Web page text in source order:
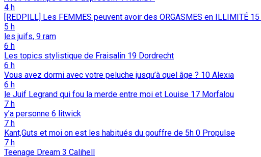
4 h
[REDPILL] Les FEMMES peuvent avoir des ORGASMES en ILLIMITÉ 15
5 h
les juifs, 9 ram
6 h
Les topics stylistique de Fraisalin 19 Dordrecht
6 h
Vous avez dormi avec votre peluche jusqu’à quel âge ? 10 Alexia
6 h
le Juif Legrand qui fou la merde entre moi et Louise 17 Morfalou
7 h
y’a personne 6 litwick
7 h
Kant,Guts et moi on est les habitués du gouffre de 5h 0 Propulse
7 h
Teenage Dream 3 Calihell